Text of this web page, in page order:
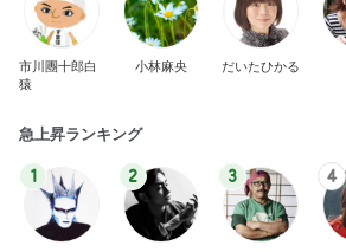
市川團十郎白
猿
小林麻央 だいたひかる
急上昇ランキング
1 2 3 4